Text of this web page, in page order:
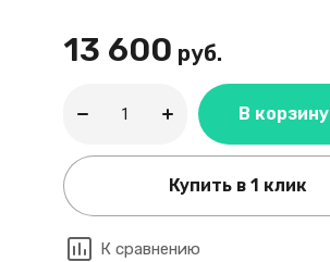
13 600 руб.
В корзину
Купить в 1 клик
К сравнению